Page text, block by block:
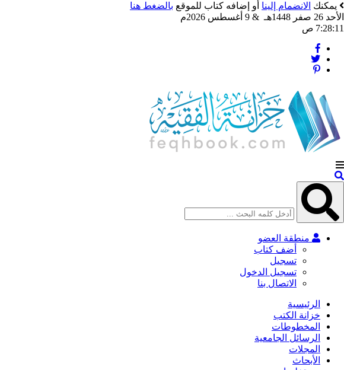
يمكنك الانضمام إلينا أو إضافه كتاب للموقع بالضغط هنا
الأحد 26 صفر 1448هـ & 9 أغسطس 2026م
7:28:13 ص
منطقة العضو
أضف كتاب
تسجيل
تسجيل الدخول
الاتصال بنا
الرئيسية
خزانة الكتب
المخطوطات
الرسائل الجامعية
المجلات
الأبحاث